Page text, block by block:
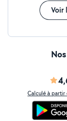
Voir
Calculé à partir